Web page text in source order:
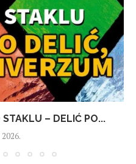
– DELIĆ PO...
2026.